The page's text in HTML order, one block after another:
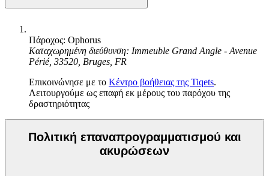
Πάροχος: Ophorus
Καταχωρημένη διεύθυνση: Immeuble Grand Angle - Avenue
Périé, 33520, Bruges, FR
Επικοινώνησε με το Κέντρο βοήθειας της Tiqets.
Λειτουργούμε ως επαφή εκ μέρους του παρόχου της
δραστηριότητας
Πολιτική επαναπρογραμματισμού και
ακυρώσεων